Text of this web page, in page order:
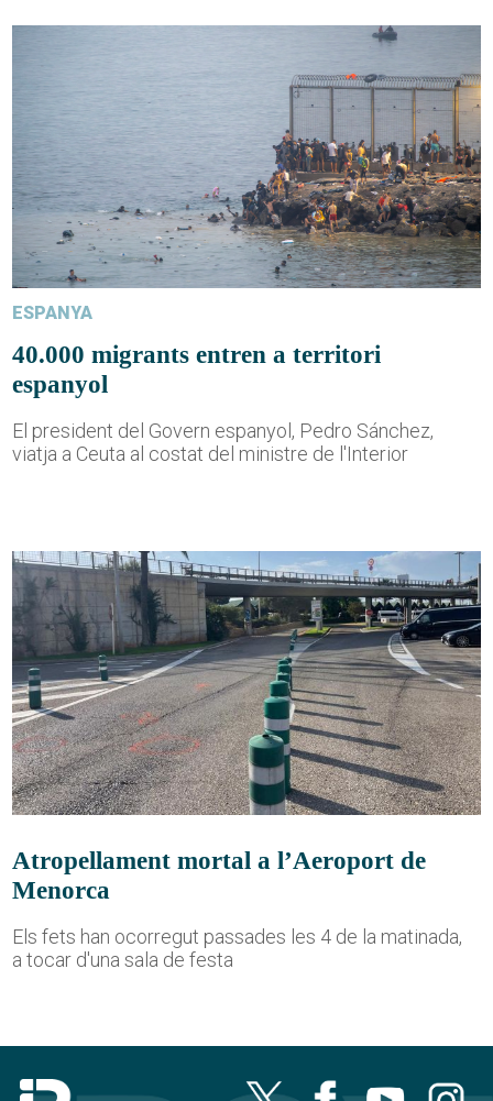
ESPANYA
40.000 migrants entren a territori
espanyol
El president del Govern espanyol, Pedro Sánchez,
viatja a Ceuta al costat del ministre de l'Interior
Atropellament mortal a l’Aeroport de
Menorca
Els fets han ocorregut passades les 4 de la matinada,
a tocar d'una sala de festa